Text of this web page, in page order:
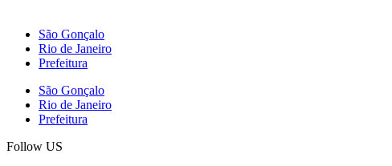
São Gonçalo
Rio de Janeiro
Prefeitura
São Gonçalo
Rio de Janeiro
Prefeitura
Follow US